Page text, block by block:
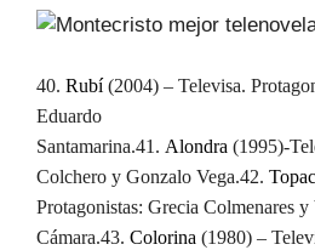
40. Rubí(2004) – Televisa.
Eduardo
Santamarina.41. Alondra (1995)-
Colchero y Gonzalo Vega.42.
Protagonistas: Grecia Colmenares
Cámara.43. Colorina (1980) –